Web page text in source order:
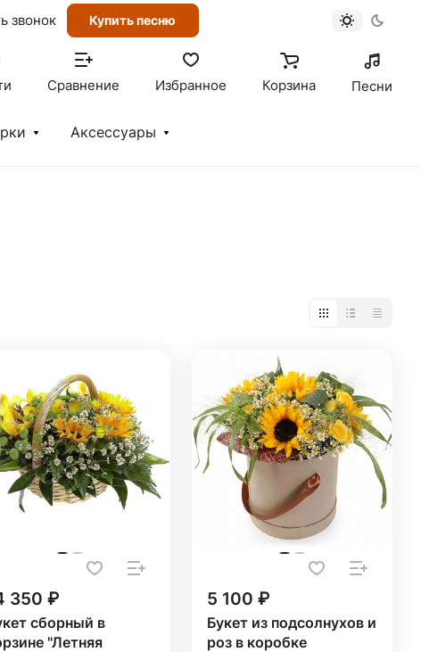
звонок Купить песню
Сравнение Избранное Корзина Песни
Аксессуары
350 ₽
сборный в
"Летняя
5 100 ₽
Букет из подсолнухов и
роз в коробке